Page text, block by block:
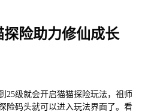
探险助力修仙成长
级就会开启猫猫探险玩法，祖师
险码头就可以进入玩法界面了。看